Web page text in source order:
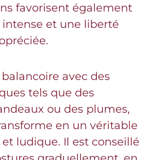
favorisent également
et une liberté
avec des
tels que des
ou des plumes,
en un véritable
ludique. Il est conseillé